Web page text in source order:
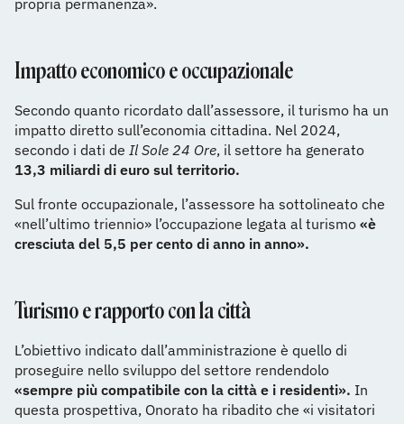
propria permanenza».
Impatto economico e occupazionale
Secondo quanto ricordato dall’assessore, il turismo ha un
impatto diretto sull’economia cittadina. Nel 2024,
secondo i dati de Il Sole 24 Ore, il settore ha generato
13,3 miliardi di euro sul territorio.
Sul fronte occupazionale, l’assessore ha sottolineato che
«nell’ultimo triennio» l’occupazione legata al turismo «è
cresciuta del 5,5 per cento di anno in anno».
Turismo e rapporto con la città
L’obiettivo indicato dall’amministrazione è quello di
proseguire nello sviluppo del settore rendendolo
«sempre più compatibile con la città e i residenti». In
questa prospettiva, Onorato ha ribadito che «i visitatori